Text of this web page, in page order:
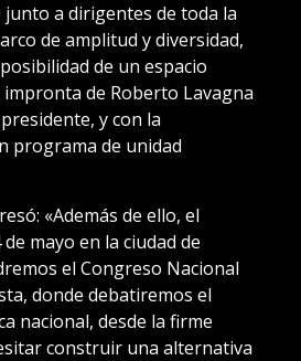
junto a dirigentes de toda la
de amplitud y diversidad,
de un espacio
de Roberto Lavagna
y con la
programa de unidad
«Además de ello, el
mayo en la ciudad de
el Congreso Nacional
donde debatiremos el
nacional, desde la firme
construir una alternativa